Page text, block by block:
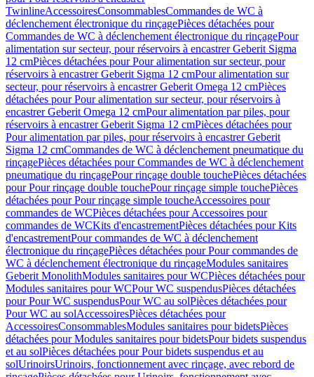
TwinlineAccessoiresConsommablesCommandes de WC à
déclenchement électronique du rinçagePièces détachées pour
Commandes de WC à déclenchement électronique du rinçagePour
alimentation sur secteur, pour réservoirs à encastrer Geberit Sigma
12 cmPièces détachées pour Pour alimentation sur secteur, pour
réservoirs à encastrer Geberit Sigma 12 cmPour alimentation sur
secteur, pour réservoirs à encastrer Geberit Omega 12 cmPièces
détachées pour Pour alimentation sur secteur, pour réservoirs à
encastrer Geberit Omega 12 cmPour alimentation par piles, pour
réservoirs à encastrer Geberit Sigma 12 cmPièces détachées pour
Pour alimentation par piles, pour réservoirs à encastrer Geberit
Sigma 12 cmCommandes de WC à déclenchement pneumatique du
rinçagePièces détachées pour Commandes de WC à déclenchement
pneumatique du rinçagePour rinçage double touchePièces détachées
pour Pour rinçage double touchePour rinçage simple touchePièces
détachées pour Pour rinçage simple toucheAccessoires pour
commandes de WCPièces détachées pour Accessoires pour
commandes de WCKits d'encastrementPièces détachées pour Kits
d'encastrementPour commandes de WC à déclenchement
électronique du rinçagePièces détachées pour Pour commandes de
WC à déclenchement électronique du rinçageModules sanitaires
Geberit MonolithModules sanitaires pour WCPièces détachées pour
Modules sanitaires pour WCPour WC suspendusPièces détachées
pour Pour WC suspendusPour WC au solPièces détachées pour
Pour WC au solAccessoiresPièces détachées pour
AccessoiresConsommablesModules sanitaires pour bidetsPièces
détachées pour Modules sanitaires pour bidetsPour bidets suspendus
et au solPièces détachées pour Pour bidets suspendus et au
solUrinoirsUrinoirs, fonctionnement avec rinçage, avec rebord de